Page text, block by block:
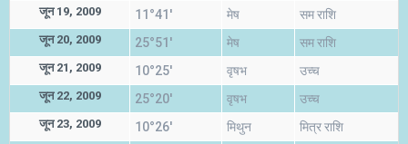
जून 19, 2009 11°41' मेष सम राशि
जून 20, 2009 25°51' मेष सम राशि
जून 21, 2009 10°25' वृषभ उच्च
जून 22, 2009 25°20' वृषभ उच्च
जून 23, 2009 10°26' मिथुन मित्र राशि